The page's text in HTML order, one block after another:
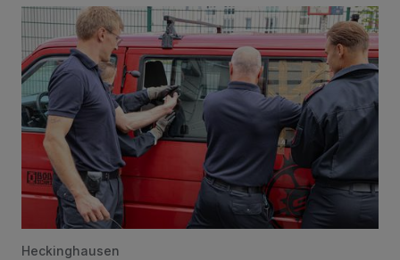
Feuerwehr befreit Kind aus verschlossenem VW Bulli
Heckinghausen